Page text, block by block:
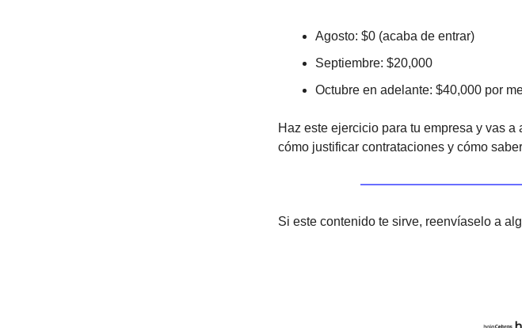
Agosto: $0 (acaba de entrar)
Septiembre: $20,000
Octubre en adelante: $40,000 por
Haz este ejercicio para tu empresa y vas
cómo justificar contrataciones y cómo
Si este contenido te sirve, reenvíaselo a